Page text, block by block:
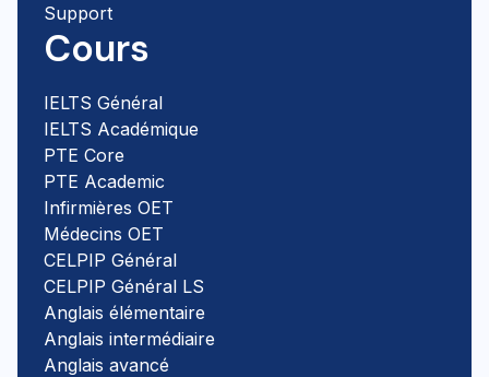
Support
Cours
IELTS Général
IELTS Académique
PTE Core
PTE Academic
Infirmières OET
Médecins OET
CELPIP Général
CELPIP Général LS
Anglais élémentaire
Anglais intermédiaire
Anglais avancé